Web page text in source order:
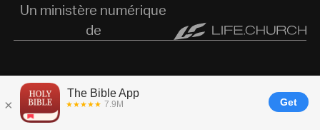
Un ministère numérique
de